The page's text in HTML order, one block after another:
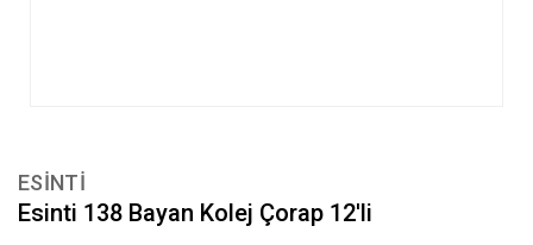
ESİNTİ
Esinti 138 Bayan Kolej Çorap 12'li